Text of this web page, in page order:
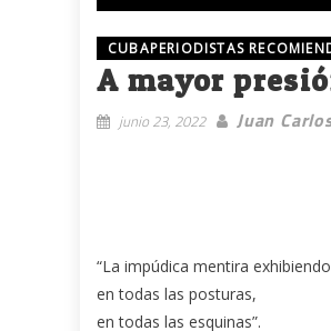
CUBAPERIODISTAS
A mayor
junio 23, 2022 Juan
“La impúdica mentira
en todas las posturas,
en todas las esquinas”.